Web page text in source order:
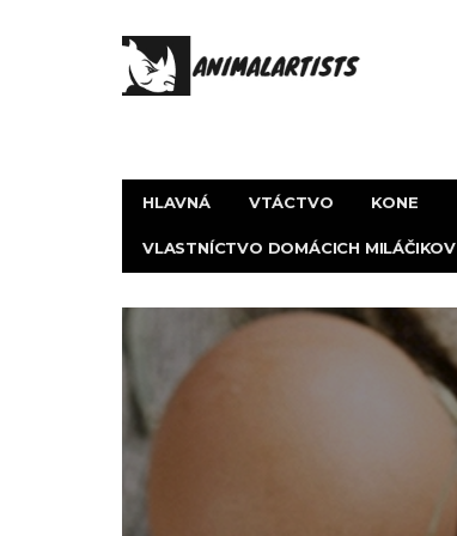
HLAVNÁ VTÁCTVO KONE
VLASTNÍCTVO DOMÁCICH MILÁČIKOV